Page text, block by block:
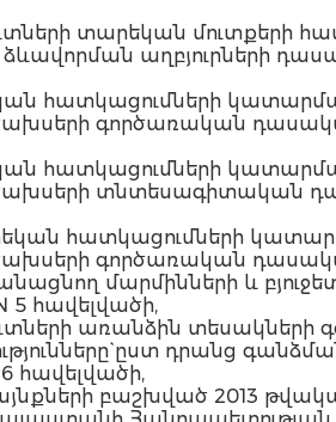
տարեկան մուտքերի
ձևավորման աղբյուրների
հատկացումների
ծախսերի գործառական
հատկացումների
ծախսերի տնտեսագիտական
հատկացումների
ծախսերի գործառական
մարմինների և
հավելվածի,
առանձին տեսակների
ըստ դրանց
հավելվածի,
բաշխված 2013